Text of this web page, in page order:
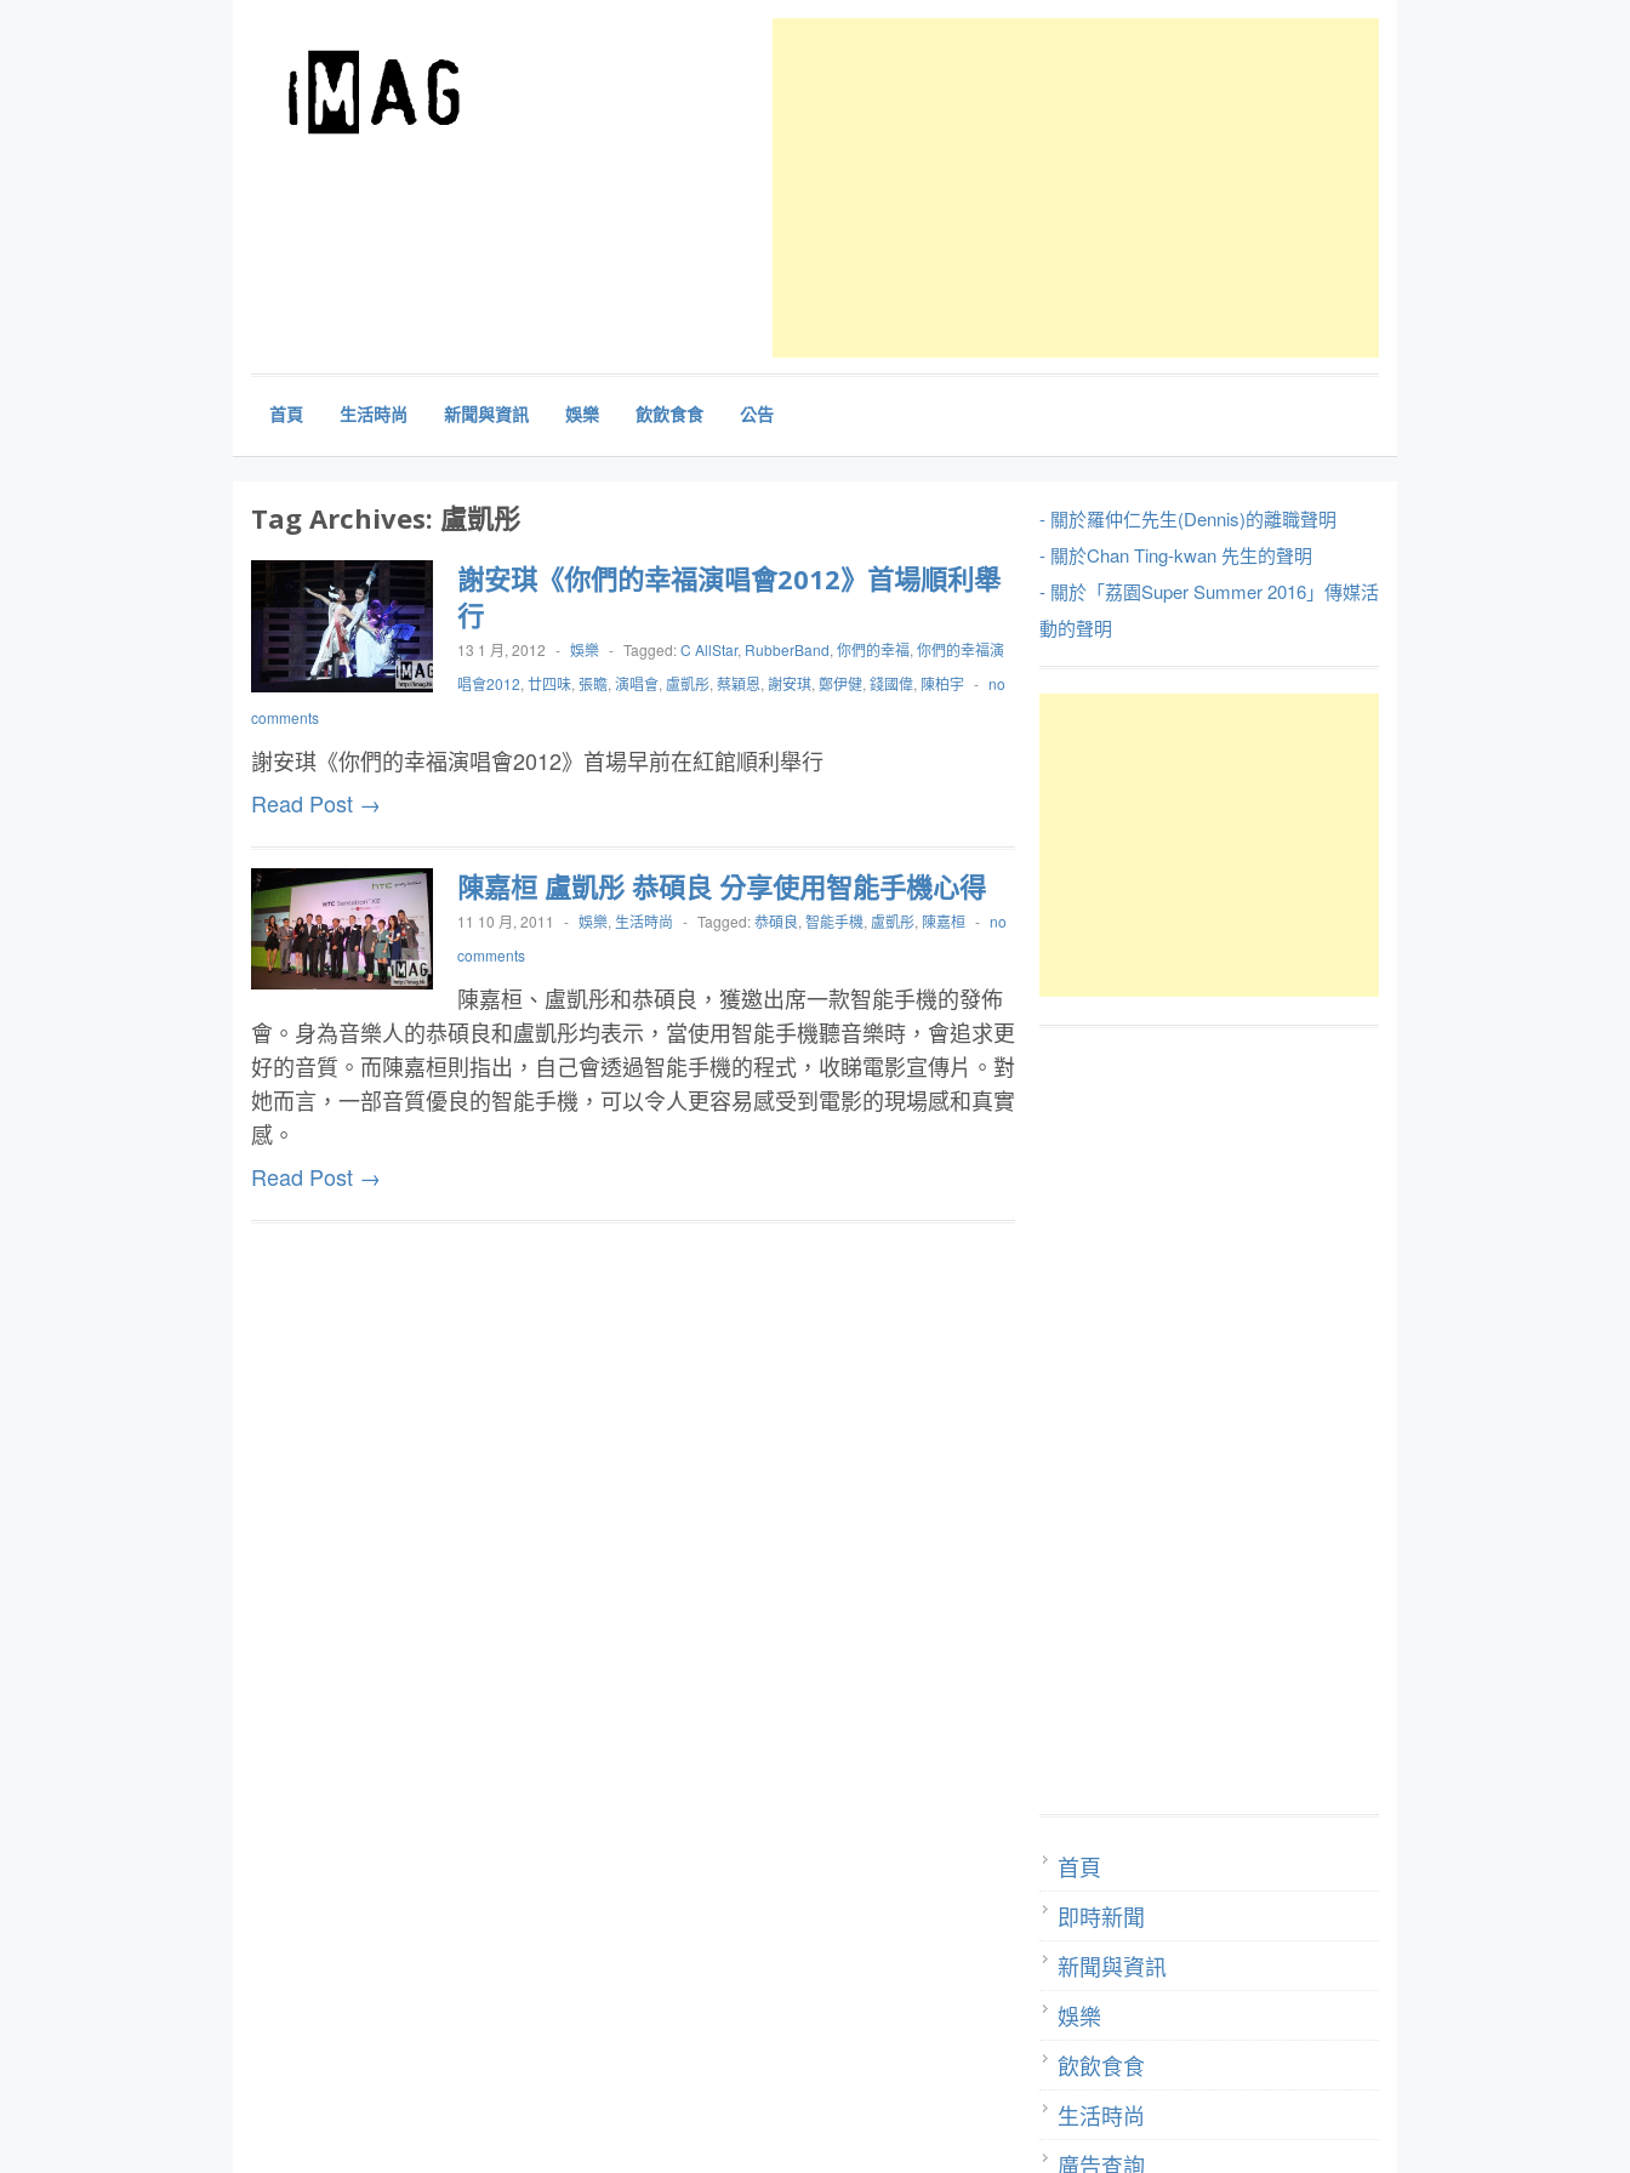
首頁 生活時尚 新聞與資訊 娛樂 飲飲食食 公告
Tag Archives: 盧凱彤
謝安琪《你們的幸福演唱會2012》首場順利舉
行
13 1 月, 2012 - 娛樂 - Tagged:C AllStar, RubberBand, 你們的幸福, 你們的幸福演
唱會2012, 廿四味, 張瞻, 演唱會, 盧凱彤, 蔡穎恩, 謝安琪, 鄭伊健, 錢國偉, 陳柏宇 - no
comments
謝安琪《你們的幸福演唱會2012》首場早前在紅館順利舉行
Read Post →
陳嘉桓 盧凱彤 恭碩良 分享使用智能手機心得
11 10 月, 2011 - 娛樂, 生活時尚 - Tagged:恭碩良, 智能手機, 盧凱彤, 陳嘉桓 - no
comments
陳嘉桓、盧凱彤和恭碩良，獲邀出席一款智能手機的發佈
會。身為音樂人的恭碩良和盧凱彤均表示，當使用智能手機聽音樂時，會追求更
好的音質。而陳嘉桓則指出，自己會透過智能手機的程式，收睇電影宣傳片。對
她而言，一部音質優良的智能手機，可以令人更容易感受到電影的現場感和真實
感。
Read Post →
- 關於羅仲仁先生(Dennis)的離職聲明
- 關於Chan Ting-kwan 先生的聲明
- 關於「荔園Super Summer 2016」傳媒活
動的聲明
首頁
即時新聞
新聞與資訊
娛樂
飲飲食食
生活時尚
廣告查詢